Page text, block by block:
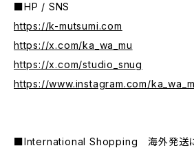
■HP / SNS
https://k-mutsumi.com
https://x.com/ka_wa_mu
https://x.com/studio_snug
https://www.instagram.com/
■International Shopping 海外発送に